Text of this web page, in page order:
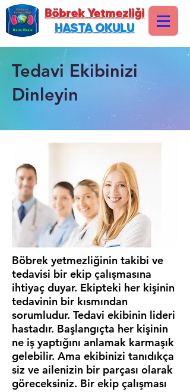
Böbrek Yetmezliği
HASTA OKULU
Tedavi Ekibinizi
Dinleyin
Böbrek yetmezliğinin takibi ve
tedavisi bir ekip çalışmasına
ihtiyaç duyar. Ekipteki her kişinin
tedavinin bir kısmından
sorumludur. Tedavi ekibinin lideri
hastadır. Başlangıçta her kişinin
ne iş yaptığını anlamak karmaşık
gelebilir. Ama ekibinizi tanıdıkça
siz ve ailenizin bir parçası olarak
göreceksiniz. Bir ekip çalışması